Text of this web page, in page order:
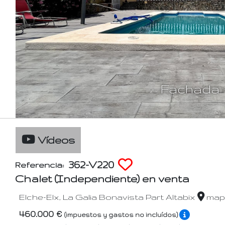
Fachada
Vídeos
Referencia: 362-V220
Chalet (Independiente) en venta
Elche-Elx, La Galia Bonavista Part Altabix
460.000 € (impuestos y gastos no incluídos)